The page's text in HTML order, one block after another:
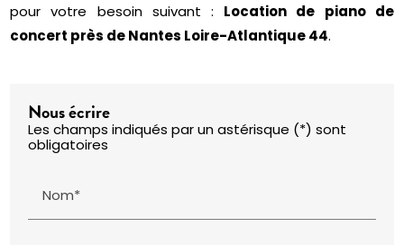
pour votre besoin suivant : Location de piano de
concert près de Nantes Loire-Atlantique 44.
Nous écrire
Les champs indiqués par un astérisque (*) sont
obligatoires
Nom*